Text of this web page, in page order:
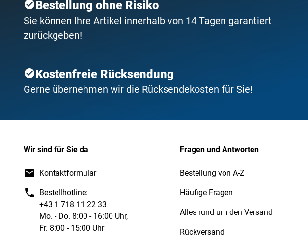
Bestellung ohne Risiko
Sie können Ihre Artikel innerhalb von 14 Tagen garantiert
zurückgeben!
Kostenfreie Rücksendung
Gerne übernehmen wir die Rücksendekosten für Sie!
Wir sind für Sie da
Kontaktformular
Bestellhotline:
+43 1 718 11 22 33
Mo. - Do. 8:00 - 16:00 Uhr,
Fr. 8:00 - 15:00 Uhr
Fragen und Antworten
Bestellung von A-Z
Häufige Fragen
Alles rund um den Versand
Rückversand